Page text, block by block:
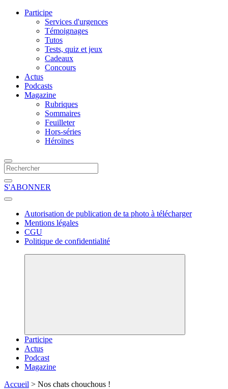
Participe
Services d'urgences
Témoignages
Tutos
Tests, quiz et jeux
Cadeaux
Concours
Actus
Podcasts
Magazine
Rubriques
Sommaires
Feuilleter
Hors-séries
Héroïnes
S'ABONNER
Autorisation de publication de ta photo à télécharger
Mentions légales
CGU
Politique de confidentialité
Participe
Actus
Podcast
Magazine
Accueil > Nos chats chouchous !